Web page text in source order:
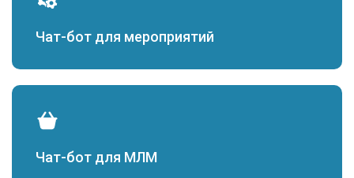
Чат-бот для мероприятий
Чат-бот для МЛМ